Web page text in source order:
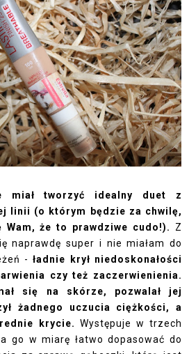
miał tworzyć idealny duet z
linii (o którym będzie za chwilę,
że to prawdziwe cudo!).
Z
naprawdę super i nie miałam do
-ładnie krył niedoskonałości
czy też zaczerwienienia.
się na skórze, pozwalał jej
żadnego uczucia ciężkości, a
krycie. Występuje w trzech
go w miarę łatwo dopasować do